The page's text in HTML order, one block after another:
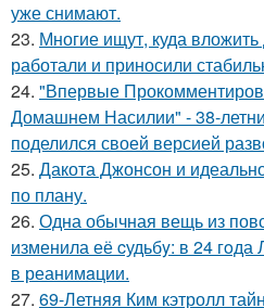
уже снимают.
23. Многие ищут, куда
работали и приносили
24. "Впервые
Домашнем Насилии" - 38-
поделился своей версией
25. Дакота Джонсон и
по плану.
26. Одна обычная вещь из
изменила её cудьбy: в 24 гoда
в реанимaции.
27. 69-Летняя Ким кэтролл